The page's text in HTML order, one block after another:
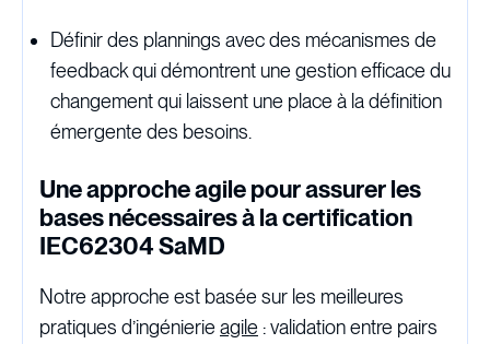
Définir des plannings avec des mécanismes de
feedback qui démontrent une gestion efficace du
changement qui laissent une place à la définition
émergente des besoins.
Une approche agile pour assurer les
bases nécessaires à la certification
IEC62304 SaMD
Notre approche est basée sur les meilleures
pratiques d’ingénierieagile : validation entre pairs